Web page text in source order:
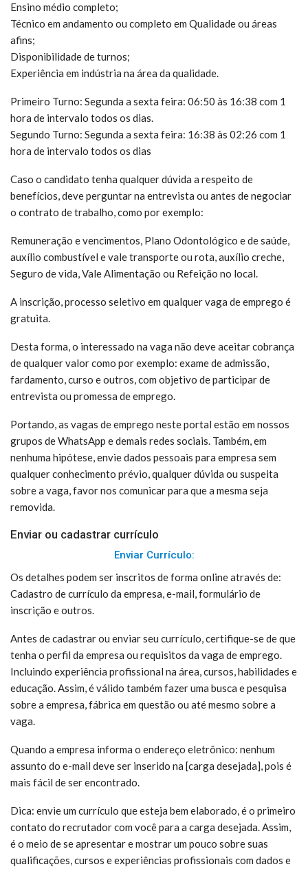
Ensino médio completo;
Técnico em andamento ou completo em Qualidade ou áreas
afins;
Disponibilidade de turnos;
Experiência em indústria na área da qualidade.
Primeiro Turno: Segunda a sexta feira: 06:50 às 16:38 com 1
hora de intervalo todos os dias.
Segundo Turno: Segunda a sexta feira: 16:38 às 02:26 com 1
hora de intervalo todos os dias
Caso o candidato tenha qualquer dúvida a respeito de
benefícios, deve perguntar na entrevista ou antes de negociar
o contrato de trabalho, como por exemplo:
Remuneração e vencimentos, Plano Odontológico e de saúde,
auxílio combustível e vale transporte ou rota, auxílio creche,
Seguro de vida, Vale Alimentação ou Refeição no local.
A inscrição, processo seletivo em qualquer vaga de emprego é
gratuita.
Desta forma, o interessado na vaga não deve aceitar cobrança
de qualquer valor como por exemplo: exame de admissão,
fardamento, curso e outros, com objetivo de participar de
entrevista ou promessa de emprego.
Portando, as vagas de emprego neste portal estão em nossos
grupos de WhatsApp e demais redes sociais. Também, em
nenhuma hipótese, envie dados pessoais para empresa sem
qualquer conhecimento prévio, qualquer dúvida ou suspeita
sobre a vaga, favor nos comunicar para que a mesma seja
removida.
Enviar ou cadastrar currículo
Enviar Currículo:
Os detalhes podem ser inscritos de forma online através de:
Cadastro de currículo da empresa, e-mail, formulário de
inscrição e outros.
Antes de cadastrar ou enviar seu currículo, certifique-se de que
tenha o perfil da empresa ou requisitos da vaga de emprego.
Incluindo experiência profissional na área, cursos, habilidades e
educação. Assim, é válido também fazer uma busca e pesquisa
sobre a empresa, fábrica em questão ou até mesmo sobre a
vaga.
Quando a empresa informa o endereço eletrônico: nenhum
assunto do e-mail deve ser inserido na [carga desejada], pois é
mais fácil de ser encontrado.
Dica: envie um currículo que esteja bem elaborado, é o primeiro
contato do recrutador com você para a carga desejada. Assim,
é o meio de se apresentar e mostrar um pouco sobre suas
qualificações, cursos e experiências profissionais com dados e